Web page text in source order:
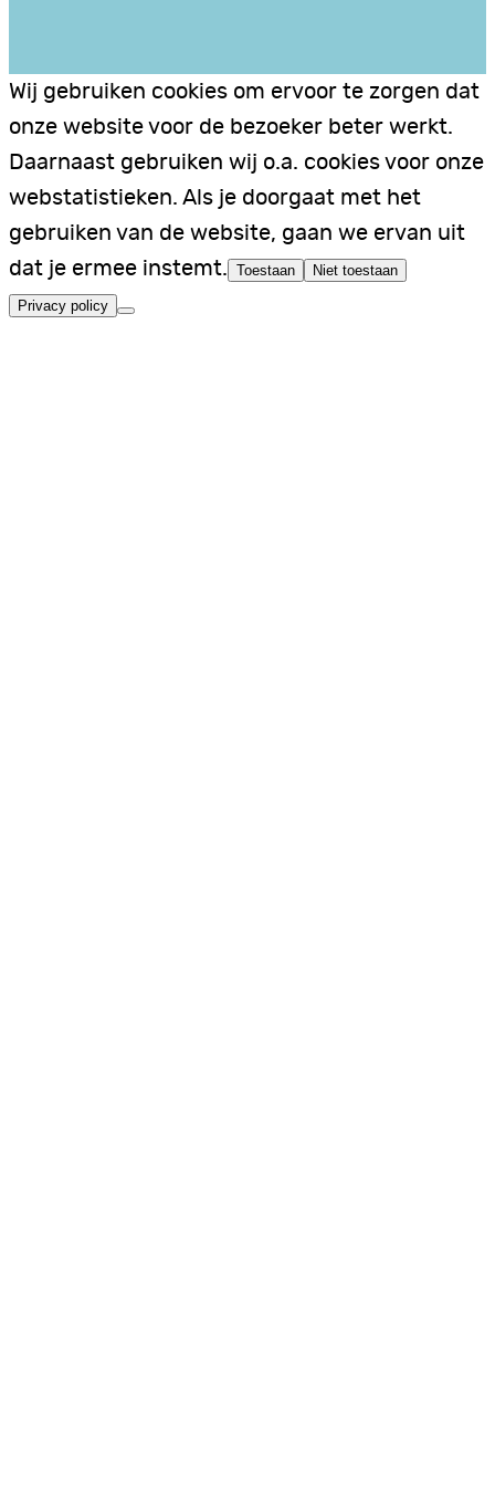
Wij gebruiken cookies om ervoor te zorgen dat
onze website voor de bezoeker beter werkt.
Daarnaast gebruiken wij o.a. cookies voor onze
webstatistieken. Als je doorgaat met het
gebruiken van de website, gaan we ervan uit
dat je ermee instemt. Toestaan Niet toestaan
Privacy policy